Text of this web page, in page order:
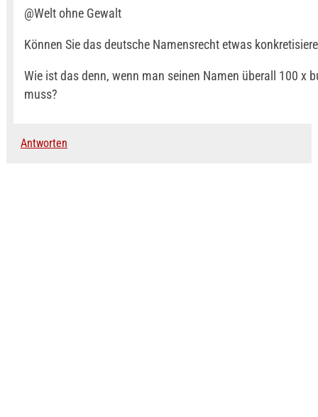
@Welt ohne Gewalt
Können Sie das deutsche Namensrecht etwas
Wie ist das denn, wenn man seinen Namen überall 100 x
muss?
Antworten